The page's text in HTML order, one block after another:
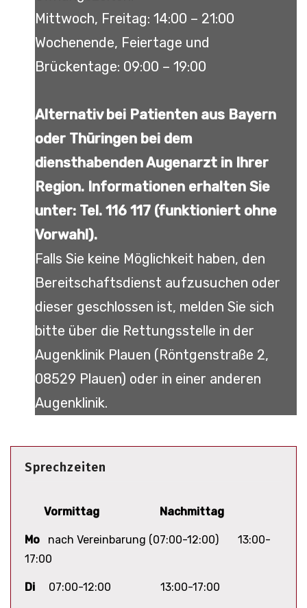
Mittwoch, Freitag: 14:00 – 21:00
Wochenende, Feiertage und
Brückentage: 09:00 – 19:00
Alternativ bei Patienten aus Bayern
oder Thüringen bei dem
diensthabenden Augenarzt in Ihrer
Region. Informationen erhalten Sie
unter: Tel. 116 117 (funktioniert ohne
Vorwahl).
Falls Sie keine Möglichkeit haben, den
Bereitschaftsdienst aufzusuchen oder
dieser geschlossen ist, melden Sie sich
bitte über die Rettungsstelle in der
Augenklinik Plauen (Röntgenstraße 2,
08529 Plauen) oder in einer anderen
Augenklinik.
Sprechzeiten
Vormittag Nachmittag
Mo
nach Vereinbarung (07:00-12:00) 13:00-
17:00
Di 07:00-12:00 13:00-17:00